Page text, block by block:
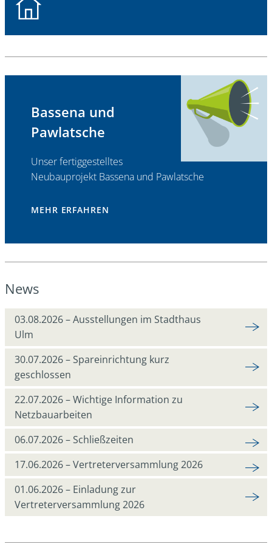
Bassena und
Pawlatsche
Unser fertiggestelltes
Neubauprojekt Bassena und Pawlatsche
MEHR ERFAHREN
News
03.08.2026 – Ausstellungen im Stadthaus
Ulm
30.07.2026 – Spareinrichtung kurz
geschlossen
22.07.2026 – Wichtige Information zu
Netzbauarbeiten
06.07.2026 – Schließzeiten
17.06.2026 – Vertreterversammlung 2026
01.06.2026 – Einladung zur
Vertreterversammlung 2026